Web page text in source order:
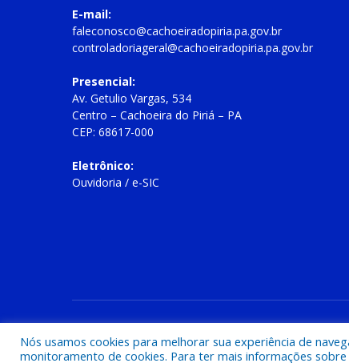
E-mail:
faleconosco@cachoeiradopiria.pa.gov.br
controladoriageral@cachoeiradopiria.pa.gov.br
Presencial:
Av. Getulio Vargas, 534
Centro – Cachoeira do Piriá – PA
CEP: 68617-000
Eletrônico:
Ouvidoria / e-SIC
Nós usamos cookies para melhorar sua experiência de
monitoramento de cookies. Para ter mais informações